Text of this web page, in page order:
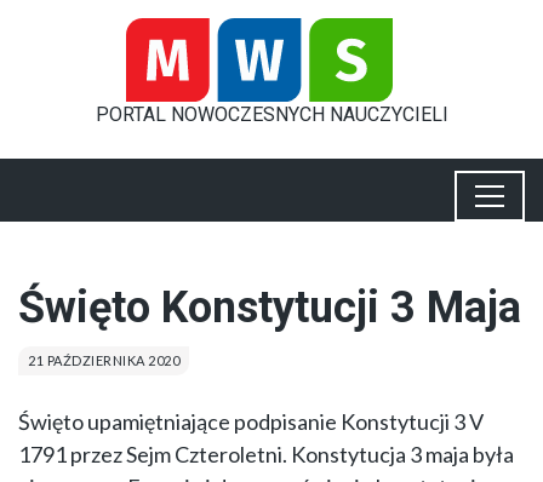
PORTAL NOWOCZESNYCH NAUCZYCIELI
Święto Konstytucji 3 Maja
21 PAŹDZIERNIKA 2020
Święto upamiętniające podpisanie Konstytucji 3 V
1791 przez Sejm Czteroletni. Konstytucja 3 maja była